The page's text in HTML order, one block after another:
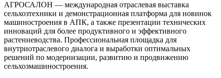
АГРОСАЛОН — международная отраслевая выставка
сельхозтехники и демонстрационная платформа для новинок
машиностроения в АПК, а также презентации технических
инноваций для более продуктивного и эффективного
растениеводства. Профессиональная площадка для
внутриотраслевого диалога и выработки оптимальных
решений по модернизации, развитию и продвижению
сельхозмашиностроения.